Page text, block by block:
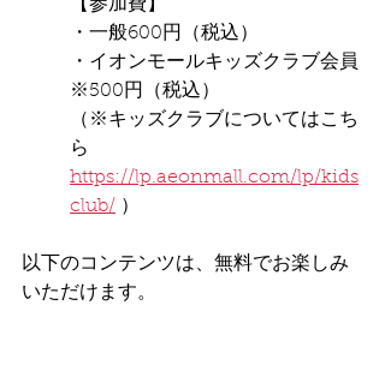
【参加費】
・一般600円（税込）
・イオンモールキッズクラブ会員
※500円（税込）
（※キッズクラブについてはこち
ら
https://lp.aeonmall.com/lp/kids
club/ ）
以下のコンテンツは、無料でお楽しみ
いただけます。